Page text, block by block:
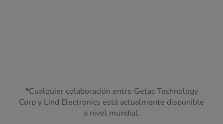
*Cualquier colaboración entre Getac Technology
Corp y Lind Electronics está actualmente disponible
a nivel mundial.